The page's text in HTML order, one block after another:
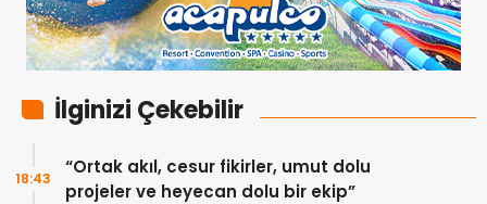
İlginizi Çekebilir
“Ortak akıl, cesur fikirler, umut dolu
projeler ve heyecan dolu bir ekip”
18:43